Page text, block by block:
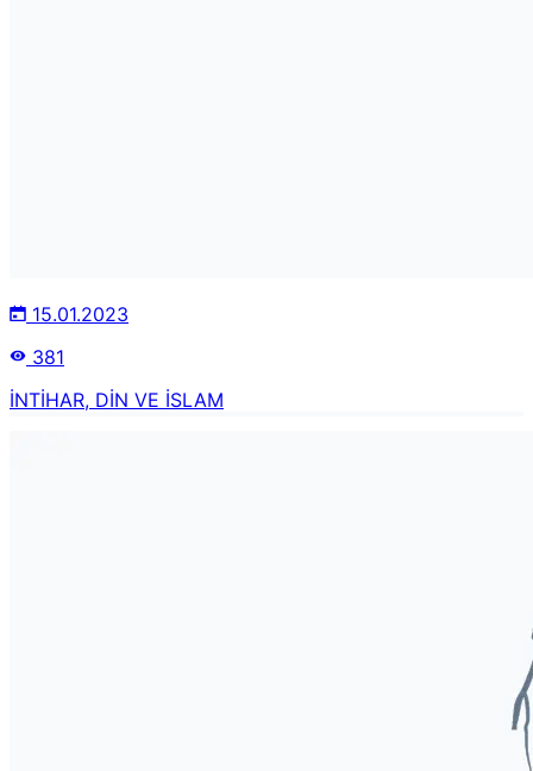
15.01.2023
381
İNTİHAR, DİN VE İSLAM